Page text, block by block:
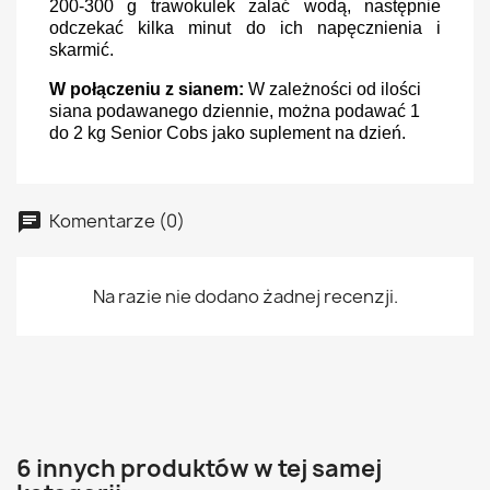
200-300 g trawokulek zalać wodą, następnie
odczekać kilka minut do ich napęcznienia i
skarmić.
W połączeniu z sianem: W zależności od ilości
siana podawanego dziennie, można podawać 1
do 2 kg Senior Cobs jako suplement na dzień.
Komentarze (0)
Na razie nie dodano żadnej recenzji.
6 innych produktów w tej samej